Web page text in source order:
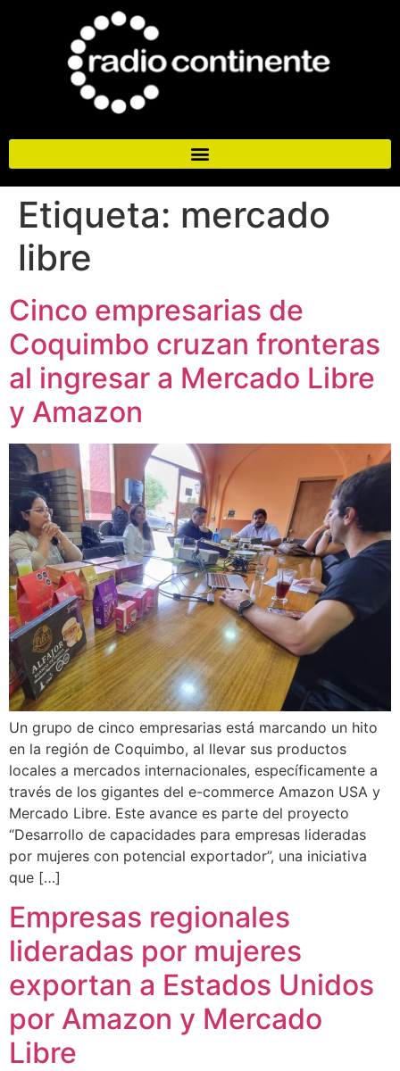
Etiqueta: mercado
libre
Cinco empresarias de
Coquimbo cruzan fronteras
al ingresar a Mercado Libre
y Amazon
Un grupo de cinco empresarias está marcando un hito
en la región de Coquimbo, al llevar sus productos
locales a mercados internacionales, específicamente a
través de los gigantes del e-commerce Amazon USA y
Mercado Libre. Este avance es parte del proyecto
“Desarrollo de capacidades para empresas lideradas
por mujeres con potencial exportador”, una iniciativa
que […]
Empresas regionales
lideradas por mujeres
exportan a Estados Unidos
por Amazon y Mercado
Libre